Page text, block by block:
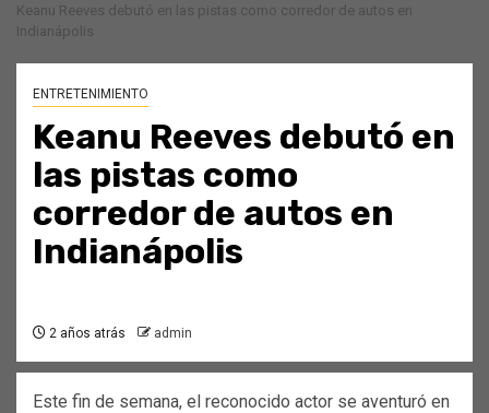
Keanu Reeves debutó en las pistas como corredor de autos en
Indianápolis
ENTRETENIMIENTO
Keanu Reeves debutó en
las pistas como
corredor de autos en
Indianápolis
2 años atrás admin
Este fin de semana, el reconocido actor se aventuró en